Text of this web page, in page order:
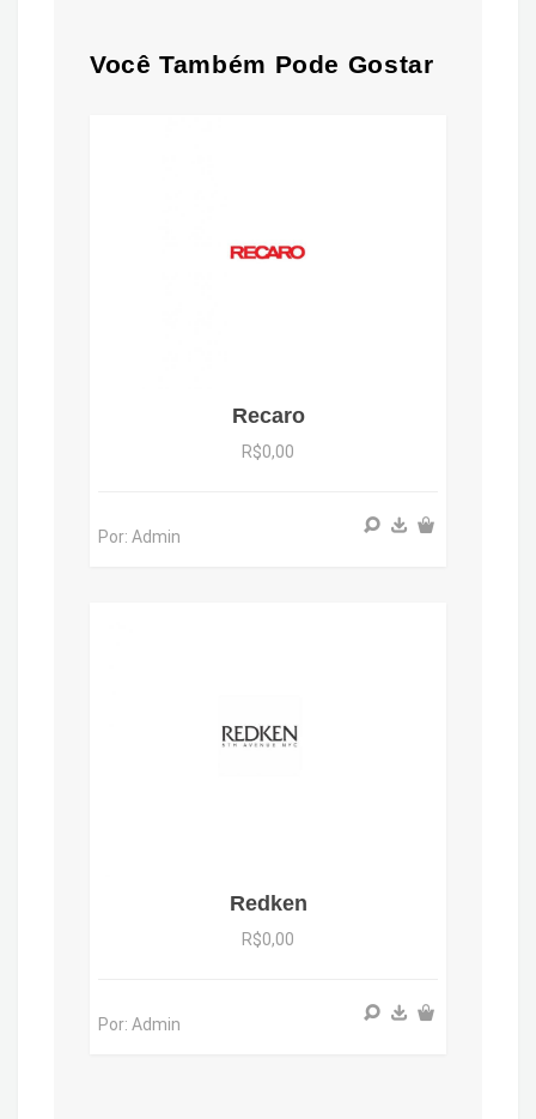
Você Também Pode Gostar
Recaro
R$0,00
Por: Admin
Redken
R$0,00
Por: Admin